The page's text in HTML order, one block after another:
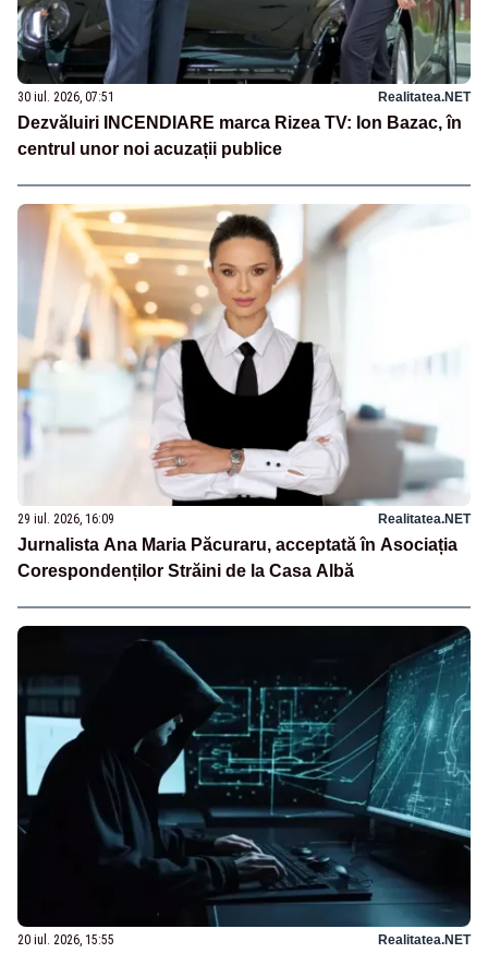
30 iul. 2026, 07:51 Realitatea.NET
Dezvăluiri INCENDIARE marca Rizea TV: Ion Bazac, în
centrul unor noi acuzații publice
29 iul. 2026, 16:09 Realitatea.NET
Jurnalista Ana Maria Păcuraru, acceptată în Asociația
Corespondenților Străini de la Casa Albă
20 iul. 2026, 15:55 Realitatea.NET